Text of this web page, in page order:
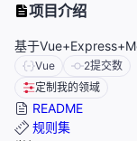
项目介绍
基于
Vue 2提交数
定制我的领域
README
规则集